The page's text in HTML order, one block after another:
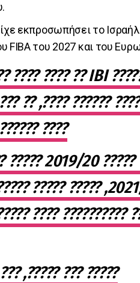
εκπροσωπήσει το
FIBA του 2027 και του
IBI ?? ???? ???? ????? ??
?? ?? ???? ??????
?????.
20 ????? ???????
22, ????? ????? ????? ?????
??????????
?????, ??? ????…